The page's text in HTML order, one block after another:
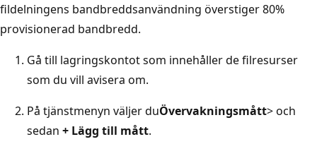
fildelningens bandbreddsanvändning överstiger 80%
provisionerad bandbredd.
Gå till lagringskontot som innehåller de filresurser
som du vill avisera om.
På tjänstmenyn väljer duÖvervakningsmått>och
sedan + Lägg till mått.